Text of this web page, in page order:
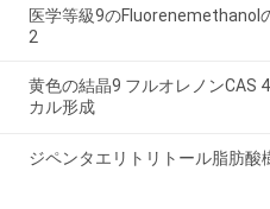
求
め
医学等級9のFluorenemethanol
2
黄色の結晶9 フルオレノンCAS
カル形成
ジペンタエリトリトール脂肪酸